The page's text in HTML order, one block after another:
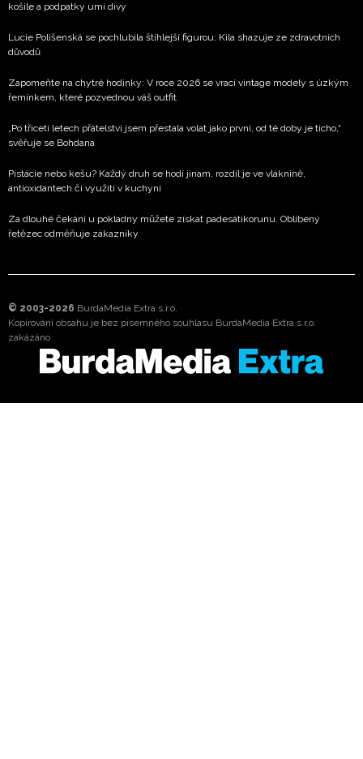
košile a podpatky umí divy
Lucie Polišenská se pochlubila štíhlejší figurou: Kila shazuje ze zdravotních
důvodů
Zapomeňte na chytré hodinky: V roce 2026 se vrací vintage modely s úzkým
řemínkem, které pozvednou váš outfit
„Po třiceti letech přátelství jsem přestala volat jako první, od té doby je ticho,“
svěřuje se Bohdana
Pistácie nebo kešu? Každý druh se hodí jinam, rozdíl je ve vláknině,
antioxidantech či využití v kuchyni
Za dlouhé čekání u pokladny můžete získat padesátikorunu. Oblíbený
řetězec odměňuje zákazníky
© 2003-2026 BurdaMedia Extra s.r.o.
Kopírování obsahu je bez písemného souhlasu BurdaMedia Extra s.r.o.
zakázáno